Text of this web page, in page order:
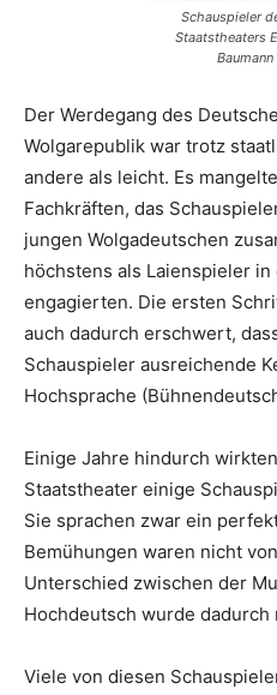
Schauspieler
Staatstheaters
Der Werdegang des
Wolgarepublik war trotz
andere als leicht. Es
Fachkräften, das
jungen Wolgadeutschen
höchstens als Laienspieler
engagierten. Die ersten
auch dadurch erschwert,
Schauspieler ausreichende
Hochsprache
Einige Jahre hindurch
Staatstheater einige
Sie sprachen zwar ein
Bemühungen waren nicht
Unterschied zwischen der
Hochdeutsch wurde dadurch
Viele von diesen